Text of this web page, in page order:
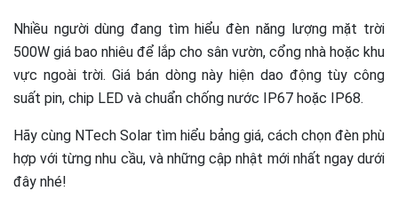
Nhiều người dùng đang tìm hiểu đèn năng lượng mặt trời
500W giá bao nhiêu để lắp cho sân vườn, cổng nhà hoặc khu
vực ngoài trời. Giá bán dòng này hiện dao động tùy công
suất pin, chip LED và chuẩn chống nước IP67 hoặc IP68.
Hãy cùng NTech Solar tìm hiểu bảng giá, cách chọn đèn phù
hợp với từng nhu cầu, và những cập nhật mới nhất ngay dưới
đây nhé!